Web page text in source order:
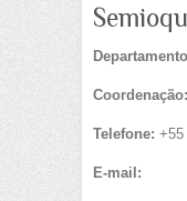
Coordenação:
Telefone: +55
E-mail: